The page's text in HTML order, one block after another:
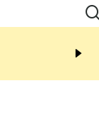
deux enfants